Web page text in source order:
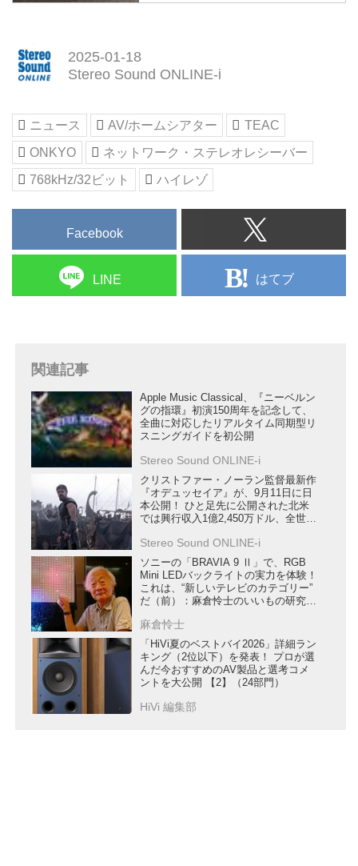
しめる、ネットワーク・ステレオ
2025-01-18
Stereo Sound ONLINE-i
ニュース AV/ホームシアター
TEAC
ONKYO
ネットワーク・ステレオレシーバー
768kHz/32ビット
ハイレゾ
Facebook
LINE はてブ
関連記事
Apple Music Classical、『ニーベルン
グの指環』初演150周年を記念して、
全曲に対応したリアルタイム同期型リ
スニングガイドを初公開
Stereo Sound ONLINE-i
クリストファー・ノーラン監督最新作
『オデュッセイア』が、9月11日に日
本公開！ ひと足先に公開された北米
では興行収入1億2,450万ドル、全世界
Stereo Sound ONLINE-i
ソニーの「BRAVIA 9 Ⅱ」で、RGB
Mini LEDバックライトの実力を体験！
これは、“新しいテレビのカテゴリー”
だ（前）：麻倉怜士のいいもの研究所
麻倉怜士
「HiVi夏のベストバイ2026」詳細ラン
キング（2位以下）を発表！ プロが選
んだ今おすすめのAV製品と選考コメ
ントを大公開 【2】（24部門）
HiVi 編集部